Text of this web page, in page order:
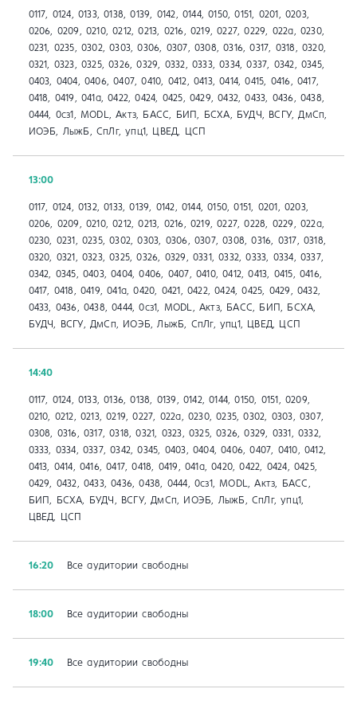
0117, 0124, 0133, 0138, 0139, 0142, 0144, 0150, 0151, 0201, 0203,
0206, 0209, 0210, 0212, 0213, 0216, 0219, 0227, 0229, 022а, 0230,
0231, 0235, 0302, 0303, 0306, 0307, 0308, 0316, 0317, 0318, 0320,
0321, 0323, 0325, 0326, 0329, 0332, 0333, 0334, 0337, 0342, 0345,
0403, 0404, 0406, 0407, 0410, 0412, 0413, 0414, 0415, 0416, 0417,
0418, 0419, 041a, 0422, 0424, 0425, 0429, 0432, 0433, 0436, 0438,
0444, 0сз1, MODL, Актз, БАСС, БИП, БСХА, БУДЧ, ВСГУ, ДмСп,
ИОЭБ, ЛыжБ, СпЛг, упц1, ЦВЕД, ЦСП
13:00
0117, 0124, 0132, 0133, 0139, 0142, 0144, 0150, 0151, 0201, 0203,
0206, 0209, 0210, 0212, 0213, 0216, 0219, 0227, 0228, 0229, 022а,
0230, 0231, 0235, 0302, 0303, 0306, 0307, 0308, 0316, 0317, 0318,
0320, 0321, 0323, 0325, 0326, 0329, 0331, 0332, 0333, 0334, 0337,
0342, 0345, 0403, 0404, 0406, 0407, 0410, 0412, 0413, 0415, 0416,
0417, 0418, 0419, 041a, 0420, 0421, 0422, 0424, 0425, 0429, 0432,
0433, 0436, 0438, 0444, 0сз1, MODL, Актз, БАСС, БИП, БСХА,
БУДЧ, ВСГУ, ДмСп, ИОЭБ, ЛыжБ, СпЛг, упц1, ЦВЕД, ЦСП
14:40
0117, 0124, 0133, 0136, 0138, 0139, 0142, 0144, 0150, 0151, 0209,
0210, 0212, 0213, 0219, 0227, 022а, 0230, 0235, 0302, 0303, 0307,
0308, 0316, 0317, 0318, 0321, 0323, 0325, 0326, 0329, 0331, 0332,
0333, 0334, 0337, 0342, 0345, 0403, 0404, 0406, 0407, 0410, 0412,
0413, 0414, 0416, 0417, 0418, 0419, 041a, 0420, 0422, 0424, 0425,
0429, 0432, 0433, 0436, 0438, 0444, 0сз1, MODL, Актз, БАСС,
БИП, БСХА, БУДЧ, ВСГУ, ДмСп, ИОЭБ, ЛыжБ, СпЛг, упц1,
ЦВЕД, ЦСП
16:20 Все аудитории свободны
18:00 Все аудитории свободны
19:40 Все аудитории свободны